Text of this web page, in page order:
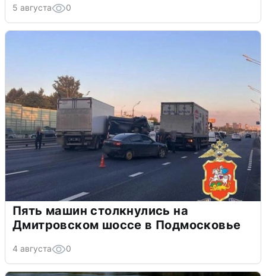
5 августа 0
Пять машин столкнулись на
Дмитровском шоссе в Подмосковье
4 августа 0